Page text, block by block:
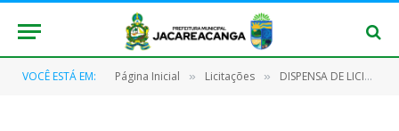
VOCÊ ESTÁ EM: Página Inicial » Licitações » DISPENSA DE LICITAÇÃO Nº 006/2023 (CONTRATAÇÃO DE EMPRESA ESPECIALIZADA EM FRETAMENTO DE AERONAVES (TÁXI AÉREO), POR HORA DE VOO, VISANDO ATENDER AS NECESSIDADES DE TRANSPORTE DE PACIENTES, AUTORIDADES E SERVIDORES A SERVIÇOS DA PREFEITURA MUNICIPAL DE JACAREACANGA-PA)